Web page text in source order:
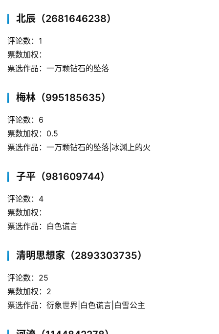
北辰（2681646238）
评论数：1
票数加权：
票选作品：一万颗钻石的坠落
梅林（995185635）
评论数：6
票数加权：0.5
票选作品：一万颗钻石的坠落|冰渊上的火
子平（981609744）
评论数：4
票数加权：
票选作品：白色谎言
清明思想家（2893303735）
评论数：25
票数加权：2
票选作品：衍象世界|白色谎言|白雪公主